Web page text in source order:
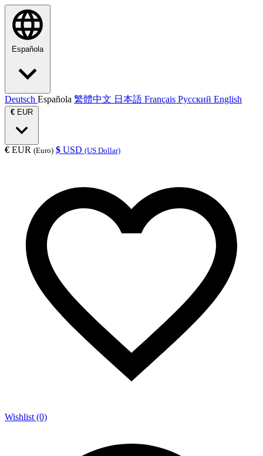
Española
Deutsch Española 繁體中文 日本語 Français Русский English
€ EUR
€ EUR (Euro) $ USD (US Dollar)
Wishlist (0)